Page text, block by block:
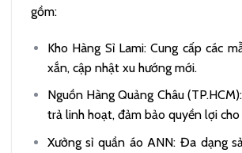
gồm:
Kho Hàng Sỉ Lami: Cung cấp các
xắn, cập nhật xu hướng mới.
Nguồn Hàng Quảng Châu
trả linh hoạt, đảm bảo quyền lợi cho
Xưởng sỉ quần áo ANN: Đa dạng